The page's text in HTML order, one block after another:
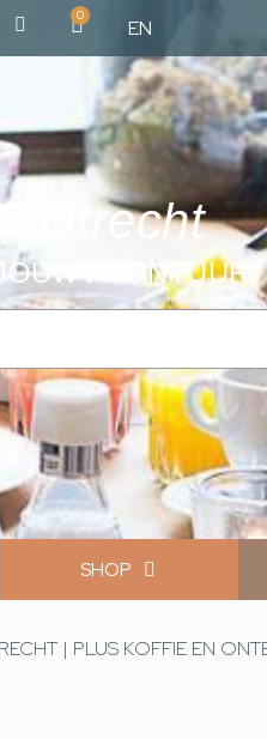
0
EN
Utrecht
AVONTUUR
SHOP
| PLUS KOFFIE EN